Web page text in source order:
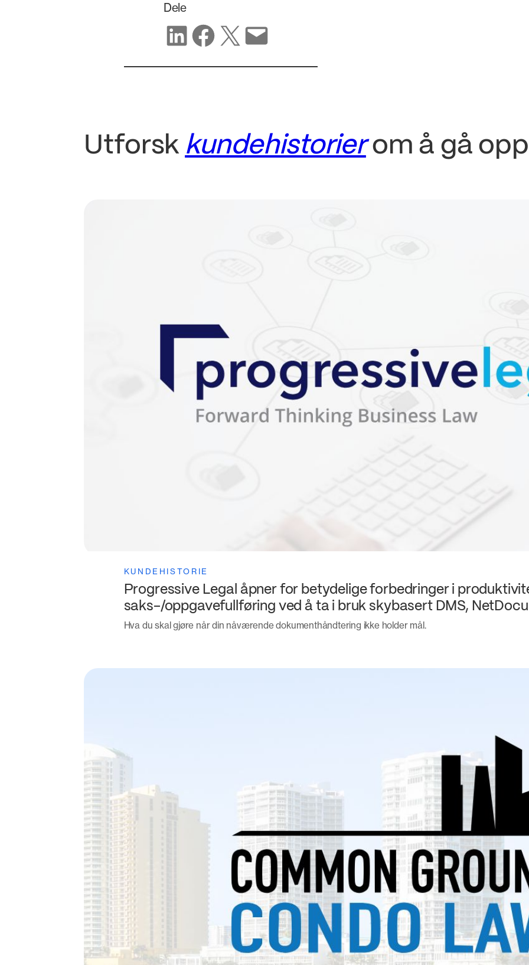
Dele
Del på LinkedIn Del på Facebook Del på X Del via e-post
Utforsk kundehistorierom å gå
KUNDEHISTORIE
Progressive Legal åpner for betydelige forbedringer i
saks-/oppgavefullføring ved å ta i bruk skybasert DMS,
Hva du skal gjøre når din nåværende dokumenthåndtering ikke holder mål.